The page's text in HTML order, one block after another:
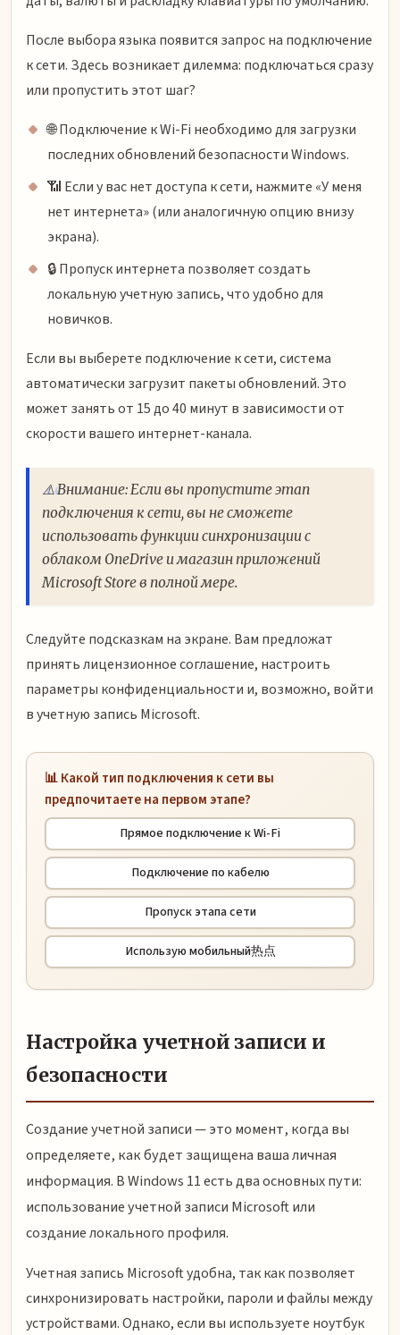
После выбора языка появится запрос на подключение
к сети. Здесь возникает дилемма: подключаться сразу
или пропустить этот шаг?
🌐 Подключение к Wi-Fi необходимо для загрузки
последних обновлений безопасности Windows.
📶 Если у вас нет доступа к сети, нажмите «У меня
нет интернета» (или аналогичную опцию внизу
экрана).
🔒 Пропуск интернета позволяет создать
локальную учетную запись, что удобно для
новичков.
Если вы выберете подключение к сети, система
автоматически загрузит пакеты обновлений. Это
может занять от 15 до 40 минут в зависимости от
скорости вашего интернет-канала.
⚠️ Внимание: Если вы пропустите этап
подключения к сети, вы не сможете
использовать функции синхронизации с
облаком OneDrive и магазин приложений
Microsoft Store в полной мере.
Следуйте подсказкам на экране. Вам предложат
принять лицензионное соглашение, настроить
параметры конфиденциальности и, возможно, войти
в учетную запись Microsoft.
📊 Какой тип подключения к сети вы
предпочитаете на первом этапе?
Прямое подключение к Wi-Fi
Подключение по кабелю
Пропуск этапа сети
Использую мобильный热点
Настройка учетной записи и
безопасности
Создание учетной записи — это момент, когда вы
определяете, как будет защищена ваша личная
информация. В Windows 11 есть два основных пути:
использование учетной записи Microsoft или
создание локального профиля.
Учетная запись Microsoft удобна, так как позволяет
синхронизировать настройки, пароли и файлы между
устройствами. Однако, если вы используете ноутбук